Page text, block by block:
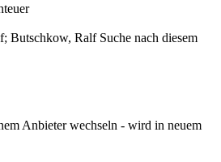
; Butschkow, Ralf Suche nach diesem
Anbieter wechseln - wird in neuem